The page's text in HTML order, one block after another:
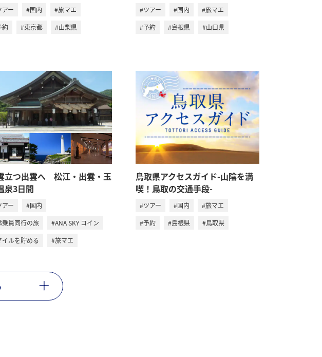
アー #国内
#旅マエ
約
#東京都 #山梨県
#ツアー #国内
#旅マエ
#予約
#島根県 #山口県
立つ出雲へ 松江・出雲・玉
泉3日間
アー
#国内
乗員同行の旅
#ANA SKY コイン
イルを貯める
#旅マエ
鳥取県アクセスガイド-山陰を満
喫！鳥取の交通手段-
#ツアー #国内
#旅マエ
#予約
#島根県 #鳥取県